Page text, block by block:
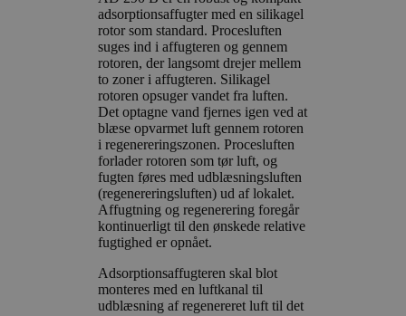
adsorptionsaffugter med en silikagel
rotor som standard. Procesluften
suges ind i affugteren og gennem
rotoren, der langsomt drejer mellem
to zoner i affugteren. Silikagel
rotoren opsuger vandet fra luften.
Det optagne vand fjernes igen ved at
blæse opvarmet luft gennem rotoren
i regenereringszonen. Procesluften
forlader rotoren som tør luft, og
fugten føres med udblæsningsluften
(regenereringsluften) ud af lokalet.
Affugtning og regenerering foregår
kontinuerligt til den ønskede relative
fugtighed er opnået.
Adsorptionsaffugteren skal blot
monteres med en luftkanal til
udblæsning af regenereret luft til det